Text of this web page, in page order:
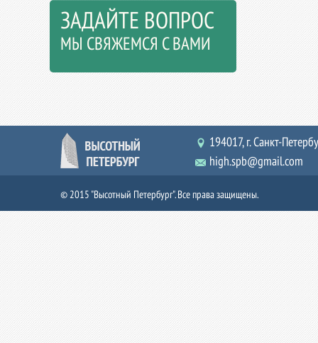
ЗАДАЙТЕ ВОПРОС
МЫ СВЯЖЕМСЯ С ВАМИ
194017, г. Санкт-
high.spb@gmail.com
© 2015 "Высотный Петербург". Все права защищены.